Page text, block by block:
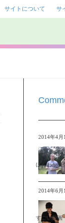
サイトについて サ
2014年4月
ほんわか映
2014年6月
すごい動画